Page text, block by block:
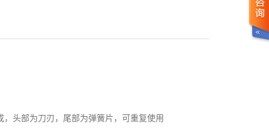
头部为刀刃，尾部为弹簧片，可重复使用